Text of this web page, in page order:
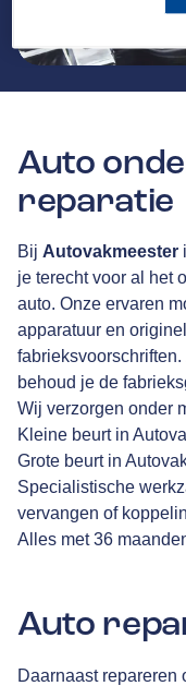
Auto
reparatie
Bij Autovakmeester
je terecht voor al het
auto. Onze ervaren
apparatuur en
behoud je de
Wij verzorgen onder
Kleine beurt in
Grote beurt in
Specialistische
vervangen of
Alles met 36
Auto
Daarnaast repareren